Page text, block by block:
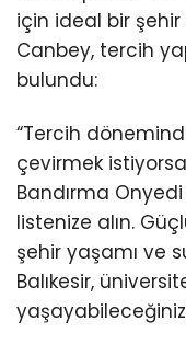
için ideal bir
Canbey, tercih
bulundu:
“Tercih
çevirmek
Bandırma
listenize alın.
şehir yaşamı ve
Balıkesir,